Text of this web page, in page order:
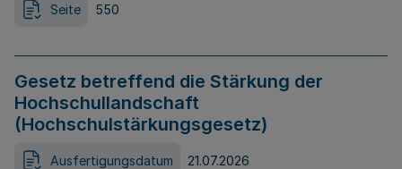
Seite 550
Gesetz betreffend die Stärkung der
Hochschullandschaft
(Hochschulstärkungsgesetz)
Ausfertigungsdatum 21.07.2026